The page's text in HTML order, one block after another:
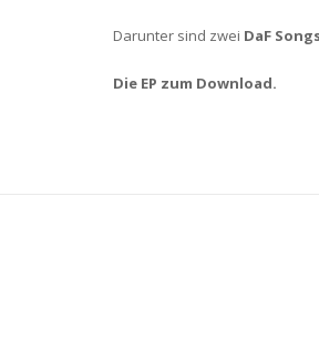
Darunter sind zwei DaF
Die EP zum Download.